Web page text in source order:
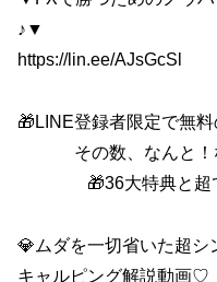
♪▼
https://lin.ee/AJsGcSl
🎁LINE登録者限定で無
その数、なんと！な
🎁36大特典と超て
💎ムダを一切省いた超シ
キャルピング解説動画♡